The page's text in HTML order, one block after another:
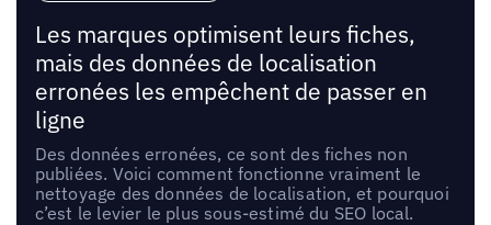
Les marques optimisent leurs fiches,
mais des données de localisation
erronées les empêchent de passer en
ligne
Des données erronées, ce sont des fiches non
publiées. Voici comment fonctionne vraiment le
nettoyage des données de localisation, et pourquoi
c’est le levier le plus sous-estimé du SEO local.